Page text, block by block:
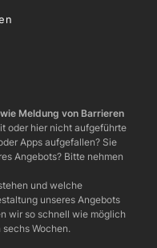
Meldung von Barrieren
oder hier nicht aufgeführte
Apps aufgefallen? Sie
Angebots? Bitte nehmen
und welche
unseres Angebots
wir so schnell wie möglich
Wochen.